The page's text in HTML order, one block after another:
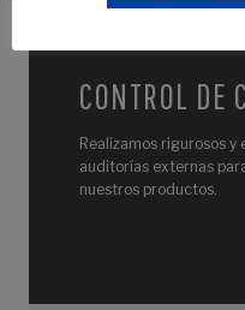
CONTROL DE
Realizamos rigurosos
auditorías externas
nuestros productos.